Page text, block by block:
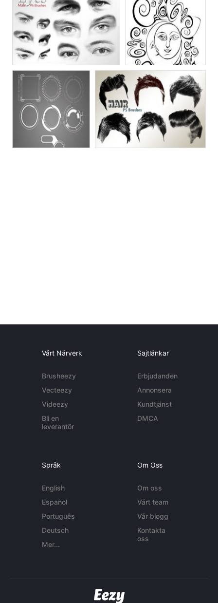
Vårt Närverk
Brusheezy
Vecteezy
Videezy
Bli en
leverantör
Sajtlänkar
Erbjudanden
Annonsera
Kundtjänst
DMCA
Språk
English
Español
Português
Deutsch
Mer...
Om Oss
Om oss
Vårt team
Vår blogg
Kontakta
oss